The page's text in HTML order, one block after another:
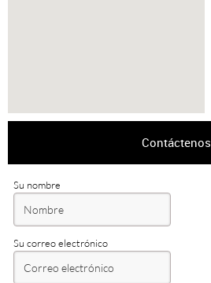
Contáctenos
Su nombre
Su correo electrónico